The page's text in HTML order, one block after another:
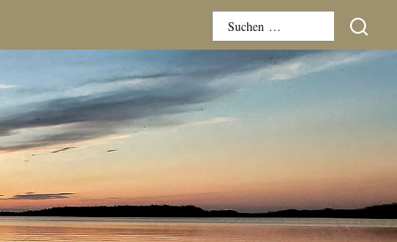
Suchen
nach: